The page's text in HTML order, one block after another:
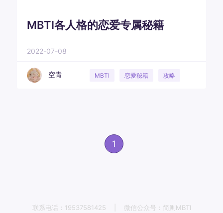
MBTI各人格的恋爱专属秘籍
2022-07-08
空青 MBTI 恋爱秘籍
攻略
1
联系电话：19537581425 微信公众号：简则MBTI